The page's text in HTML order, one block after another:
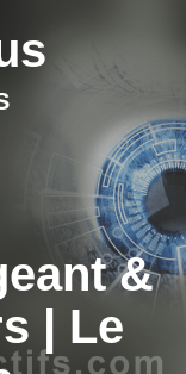
&
| Le